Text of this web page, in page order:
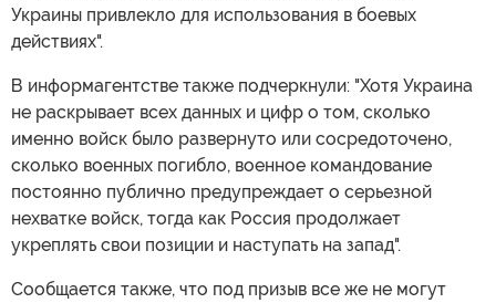
Украины привлекло для использования в боевых
действиях".
В информагентстве также подчеркнули: "Хотя Украина
не раскрывает всех данных и цифр о том, сколько
именно войск было развернуто или сосредоточено,
сколько военных погибло, военное командование
постоянно публично предупреждает о серьезной
нехватке войск, тогда как Россия продолжает
укреплять свои позиции и наступать на запад".
Сообщается также, что под призыв все же не могут